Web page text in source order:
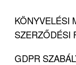
KÖNYVELÉSI
SZERZŐDÉSI
GDPR